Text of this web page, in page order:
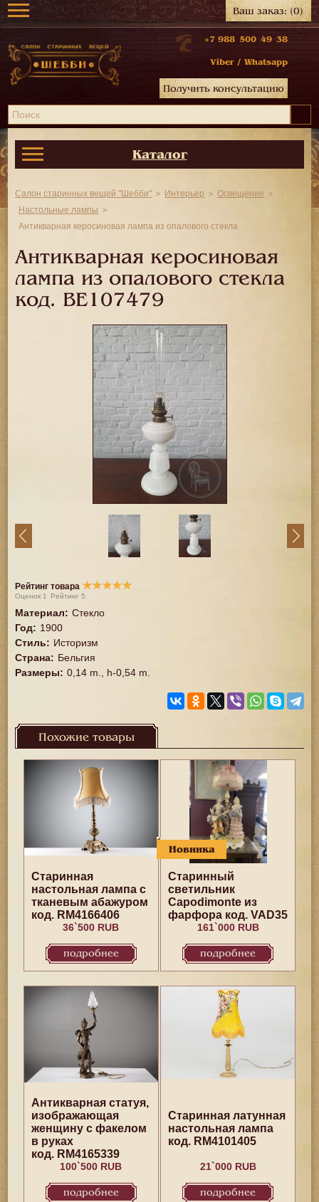
Ваш заказ:(0)
+7 988 500 49 38
Viber / Whatsapp
Получить консультацию
Каталог
Салон старинных вещей "Шебби" Интерьер
Освещение
Настольные лампы
Антикварная керосиновая лампа из опалового стекла
Антикварная керосиновая
лампа из опалового стекла
код. BE107479
Рейтинг товара ★★★★★
Оценок 1 Рейтинг5
Материал: Стекло
Год: 1900
Стиль: Историзм
Страна: Бельгия
Размеры: 0,14 m., h-0,54 m.
Похожие товары
Старинная
настольная лампа с
тканевым абажуром
код. RM4166406
36`500 RUB
подробнее
Новинка
Старинный
светильник
Capodimonte из
фарфора код. VAD35
161`000 RUB
подробнее
Антикварная статуя,
изображающая
женщину с факелом
в руках
код. RM4165339
100`500 RUB
подробнее
Старинная латунная
настольная лампа
код. RM4101405
21`000 RUB
подробнее